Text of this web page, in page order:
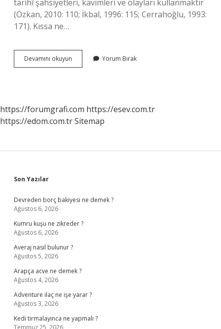
tarihî şahsiyetleri, kavimleri ve olayları kullanmaktır
(Özkan, 2010: 110; İkbal, 1996: 115; Cerrahoğlu, 1993:
171). Kıssa ne…
Devamını okuyun
Kelimesi
Yorum Bırak
https://forumgrafi.com https://esev.com.tr
https://edom.com.trSitemap
Sidebar
Son Yazılar
Devreden borç bakiyesi ne demek ?
Ağustos 6, 2026
Kumru kuşu ne zikreder ?
Ağustos 6, 2026
Averaj nasıl bulunur ?
Ağustos 5, 2026
Arapça acve ne demek ?
Ağustos 4, 2026
Adventure ilaç ne işe yarar ?
Ağustos 3, 2026
Kedi tirmalayinca ne yapmalı ?
Temmuz 25, 2026